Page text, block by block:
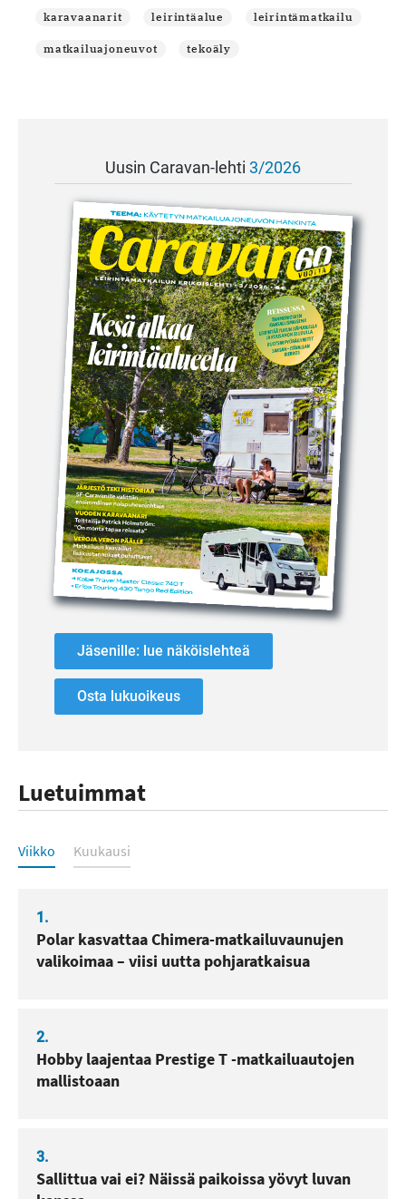
karavaanarit leirintäalue leirintämatkailu
matkailuajoneuvot tekoäly
Uusin Caravan-lehti 3/2026
Jäsenille: lue näköislehteä
Osta lukuoikeus
Luetuimmat
Luetuimmat
Viikko Kuukausi
1.
Polar kasvattaa Chimera-matkailuvaunujen
valikoimaa – viisi uutta pohjaratkaisua
2.
Hobby laajentaa Prestige T -matkailuautojen
mallistoaan
3.
Sallittua vai ei? Näissä paikoissa yövyt luvan